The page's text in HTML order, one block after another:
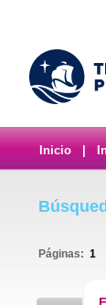
Inicio
Páginas: 1